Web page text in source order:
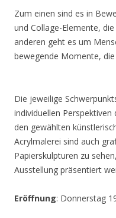
Zum einen sind es in
und Collage-Elemente,
anderen geht es um
bewegende Momente,
Die jeweilige
individuellen
den gewählten
Acrylmalerei sind auch
Papierskulpturen zu
Ausstellung präsentiert
Eröffnung: Donnerstag